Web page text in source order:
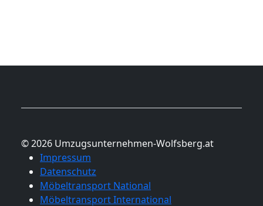
© 2026 Umzugsunternehmen-Wolfsberg.at
Impressum
Datenschutz
Möbeltransport National
Möbeltransport International